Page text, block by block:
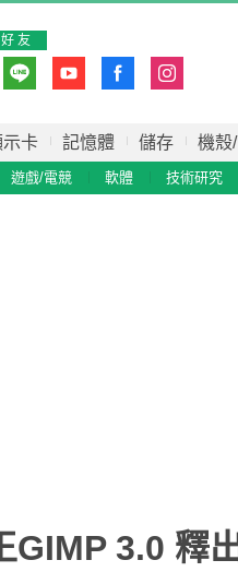
友
示卡 記憶體 儲存 機殼
遊戲/電競 軟體 技術研究
GIMP 3.0 釋